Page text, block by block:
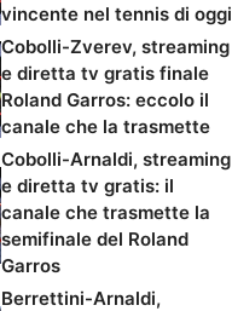
vincente nel tennis di oggi
Cobolli-Zverev, streaming
e diretta tv gratis finale
Roland Garros: eccolo il
canale che la trasmette
Cobolli-Arnaldi, streaming
e diretta tv gratis: il
canale che trasmette la
semifinale del Roland
Garros
Berrettini-Arnaldi,